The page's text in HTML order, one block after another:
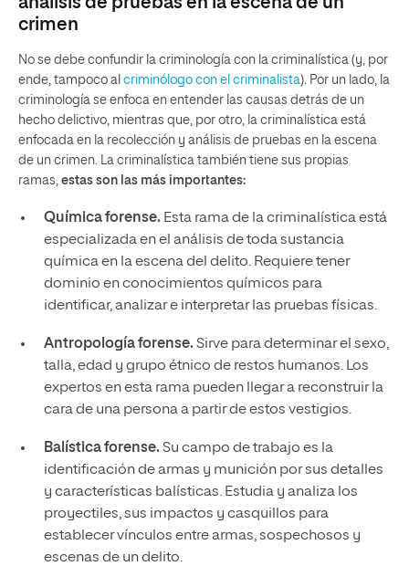
crimen
No se debe confundir la criminología con la criminalística (y, por
ende, tampoco al criminólogo con el criminalista). Por un lado, la
criminología se enfoca en entender las causas detrás de un
hecho delictivo, mientras que, por otro, la criminalística está
enfocada en la recolección y análisis de pruebas en la escena
de un crimen. La criminalística también tiene sus propias
ramas, estas son las más importantes:
Química forense. Esta rama de la criminalística está
especializada en el análisis de toda sustancia
química en la escena del delito. Requiere tener
dominio en conocimientos químicos para
identificar, analizar e interpretar las pruebas físicas.
Antropología forense. Sirve para determinar el sexo,
talla, edad y grupo étnico de restos humanos. Los
expertos en esta rama pueden llegar a reconstruir la
cara de una persona a partir de estos vestigios.
Balística forense. Su campo de trabajo es la
identificación de armas y munición por sus detalles
y características balísticas. Estudia y analiza los
proyectiles, sus impactos y casquillos para
establecer vínculos entre armas, sospechosos y
escenas de un delito.